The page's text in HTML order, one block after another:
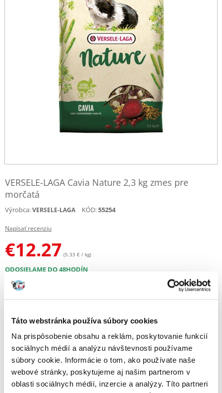
Táto webstránka používa súbory cookies
Na prispôsobenie obsahu a reklám, poskytovanie funkcií
sociálnych médií a analýzu návštevnosti používame
súbory cookie. Informácie o tom, ako používate naše
webové stránky, poskytujeme aj našim partnerom v
oblasti sociálnych médií, inzercie a analýzy. Títo partneri
VERSELE-LAGA Cavia Nature 2,3 kg zmes pre
morčatá
Výrobca:VERSELE-LAGA KÓD:55254
Napísať recenziu
€12.27 (5.33 € / kg)
ODOSIELAME DO 48HODÍN
Fotky našich zákazníkov
Popis
Vyvážená zmes pre morčatá.
Je pestrá a rozmanitá, obsahuje zeleninu, trávy a byliny.
Zloženie s vysokým obsahom vlákniny bolo prispôsobené potrebám
tohto druhu. Absencia obilnín nezaťažuje tráviaci systém kaviáru a